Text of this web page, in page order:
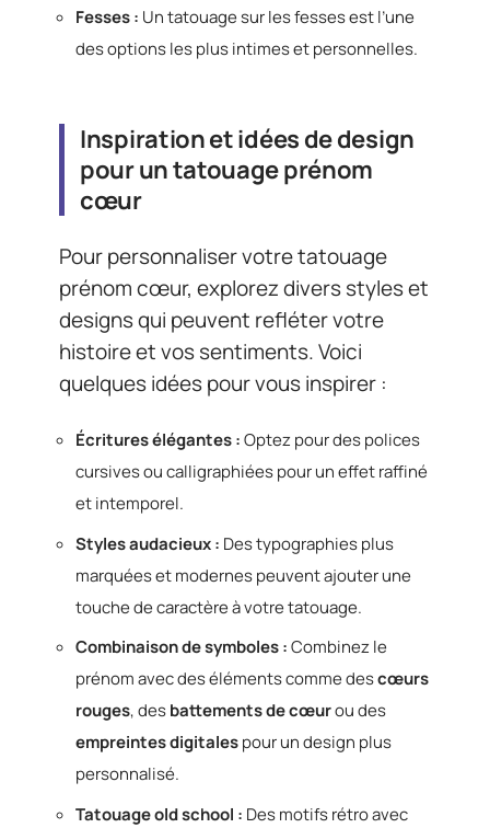
Fesses : Un tatouage sur les fesses est l’une
des options les plus intimes et personnelles.
Inspiration et idées de design
pour un tatouage prénom
cœur
Pour personnaliser votre tatouage
prénom cœur, explorez divers styles et
designs qui peuvent refléter votre
histoire et vos sentiments. Voici
quelques idées pour vous inspirer :
Écritures élégantes :Optez pour des polices
cursives ou calligraphiées pour un effet raffiné
et intemporel.
Styles audacieux : Des typographies plus
marquées et modernes peuvent ajouter une
touche de caractère à votre tatouage.
Combinaison de symboles :Combinez le
prénom avec des éléments comme descœurs
rouges, desbattements de cœurou des
empreintes digitalespour un design plus
personnalisé.
Tatouage old school : Des motifs rétro avec